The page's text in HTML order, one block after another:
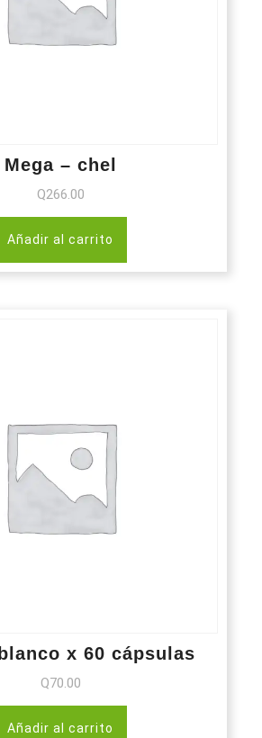
Mega – chel
Q266.00
Añadir al carrito
x 60 cápsulas
Q70.00
Añadir al carrito